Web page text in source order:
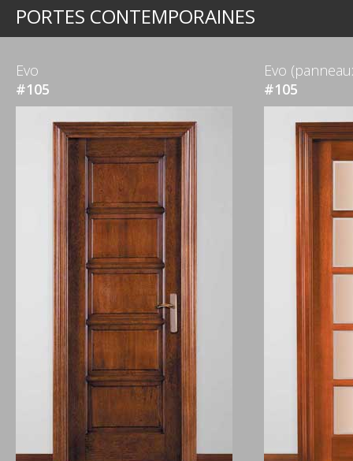
PORTES CONTEMPORAINES
Evo
#105
Evo
#105